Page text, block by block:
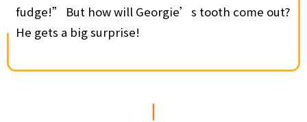
fudge!” But how will Georgie’s tooth come out?
He gets a big surprise!